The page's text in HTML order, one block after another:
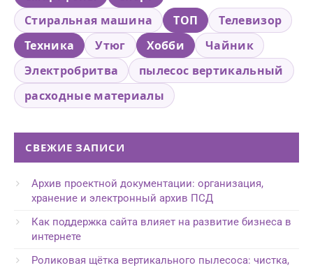
Стиральная машина
ТОП
Телевизор
Техника
Утюг Хобби
Чайник
Электробритва
пылесос вертикальный
расходные материалы
СВЕЖИЕ ЗАПИСИ
Архив проектной документации: организация,
хранение и электронный архив ПСД
Как поддержка сайта влияет на развитие бизнеса в
интернете
Роликовая щётка вертикального пылесоса: чистка,